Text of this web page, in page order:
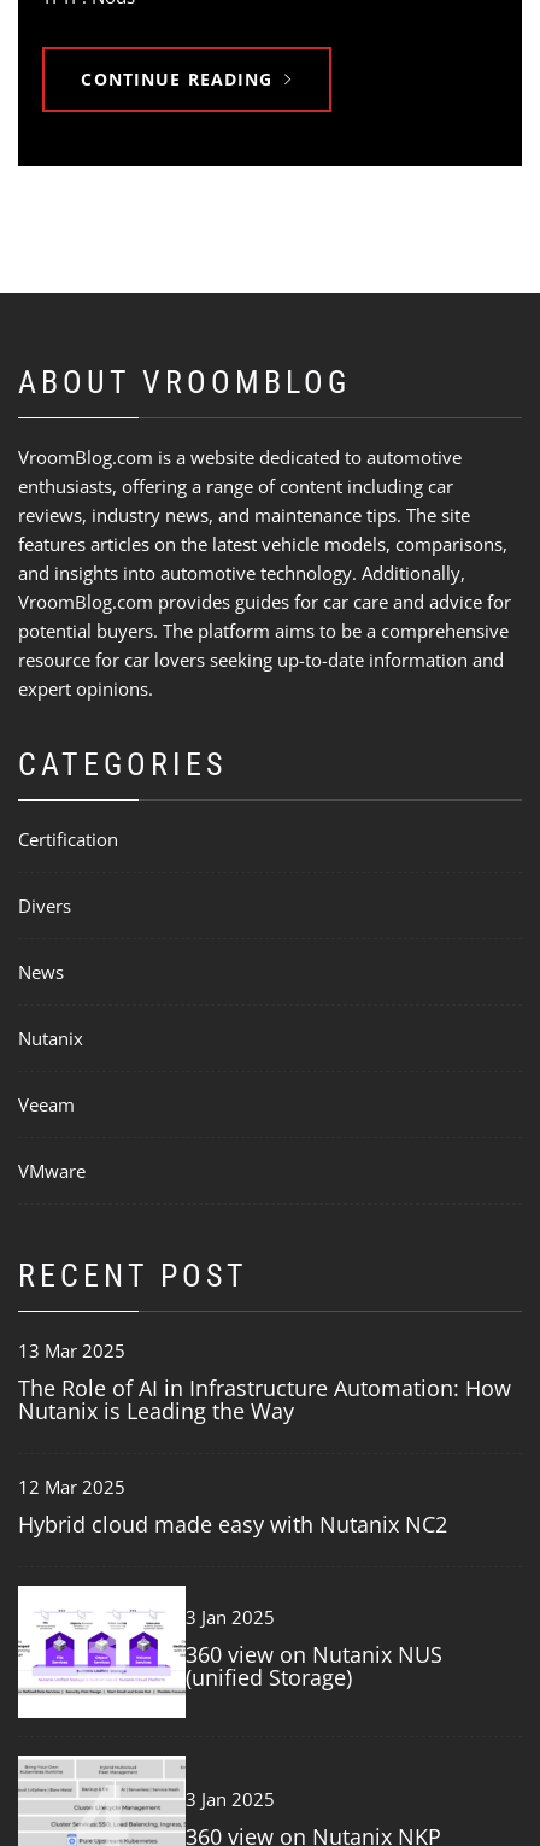
CONTINUE READING
ABOUT VROOMBLOG
VroomBlog.com is a website dedicated to automotive
enthusiasts, offering a range of content including car
reviews, industry news, and maintenance tips. The site
features articles on the latest vehicle models, comparisons,
and insights into automotive technology. Additionally,
VroomBlog.com provides guides for car care and advice for
potential buyers. The platform aims to be a comprehensive
resource for car lovers seeking up-to-date information and
expert opinions.
CATEGORIES
Certification
Divers
News
Nutanix
Veeam
VMware
RECENT POST
13 Mar 2025
The Role of AI in Infrastructure Automation: How
Nutanix is Leading the Way
12 Mar 2025
Hybrid cloud made easy with Nutanix NC2
3 3 Jan 2025
360 view on Nutanix NUS
(unified Storage)
4 3 Jan 2025
360 view on Nutanix NKP